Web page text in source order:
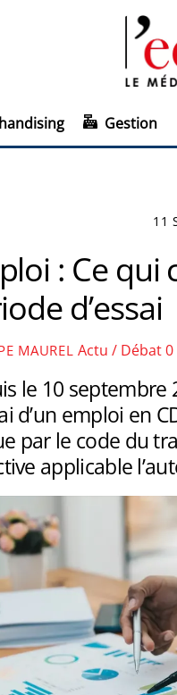
Gestion
11
: Ce qui
d’essai
MAUREL Actu / Débat0
le 10 septembre
d’un emploi en
par le code du
applicable